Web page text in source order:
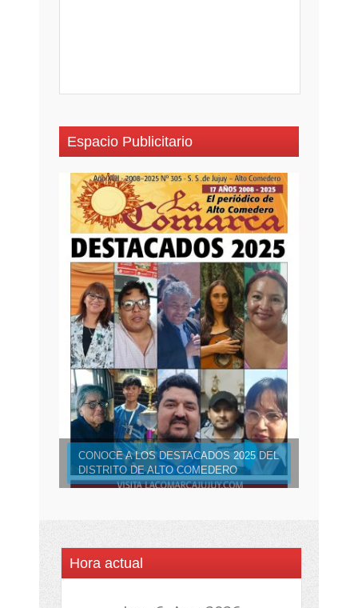
Espacio Publicitario
CONOCE A LOS DESTACADOS 2025 DEL
DISTRITO DE ALTO COMEDERO
Hora actual